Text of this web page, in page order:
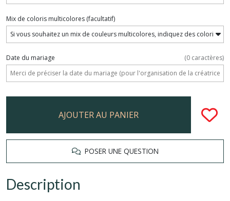
Mix de coloris multicolores (facultatif)
Date du mariage (0 caractères)
AJOUTER AU PANIER
POSER UNE QUESTION
Description